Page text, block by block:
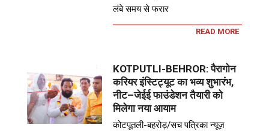
लंबे समय से फरार
READ MORE
KOTPUTLI-BEHROR: पैरागोन
करियर इंस्टिट्यूट का भव्य शुभारंभ,
नीट–जेईई फाउंडेशन तैयारी को
मिलेगा नया आयाम
कोटपूतली-बहरोड़/सच पत्रिका न्यूज़